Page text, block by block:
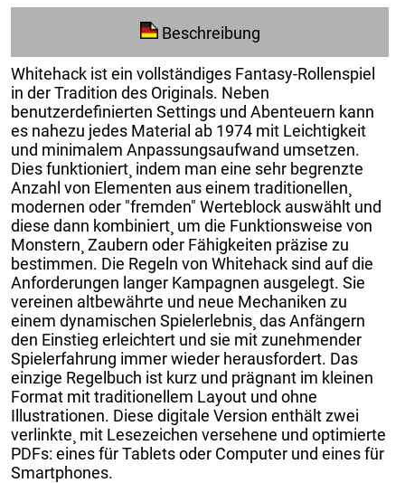
Beschreibung
Whitehack ist ein vollständiges Fantasy-Rollenspiel
in der Tradition des Originals. Neben
benutzerdefinierten Settings und Abenteuern kann
es nahezu jedes Material ab 1974 mit Leichtigkeit
und minimalem Anpassungsaufwand umsetzen.
Dies funktioniert¸ indem man eine sehr begrenzte
Anzahl von Elementen aus einem traditionellen¸
modernen oder "fremden" Werteblock auswählt und
diese dann kombiniert¸ um die Funktionsweise von
Monstern¸ Zaubern oder Fähigkeiten präzise zu
bestimmen. Die Regeln von Whitehack sind auf die
Anforderungen langer Kampagnen ausgelegt. Sie
vereinen altbewährte und neue Mechaniken zu
einem dynamischen Spielerlebnis¸ das Anfängern
den Einstieg erleichtert und sie mit zunehmender
Spielerfahrung immer wieder herausfordert. Das
einzige Regelbuch ist kurz und prägnant im kleinen
Format mit traditionellem Layout und ohne
Illustrationen. Diese digitale Version enthält zwei
verlinkte¸ mit Lesezeichen versehene und optimierte
PDFs: eines für Tablets oder Computer und eines für
Smartphones.